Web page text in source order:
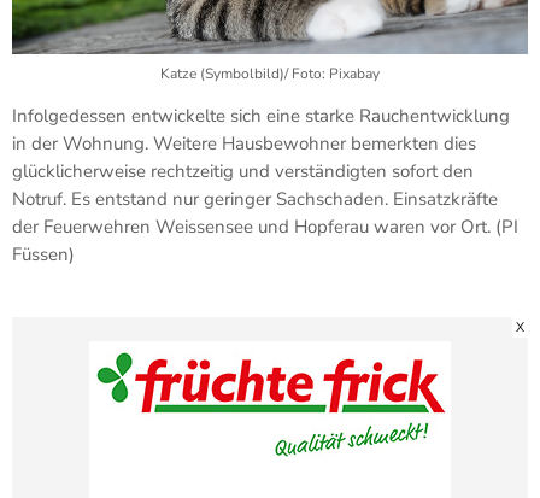
Katze (Symbolbild)/ Foto: Pixabay
Infolgedessen entwickelte sich eine starke Rauchentwicklung
in der Wohnung. Weitere Hausbewohner bemerkten dies
glücklicherweise rechtzeitig und verständigten sofort den
Notruf. Es entstand nur geringer Sachschaden. Einsatzkräfte
der Feuerwehren Weissensee und Hopferau waren vor Ort. (PI
Füssen)
X